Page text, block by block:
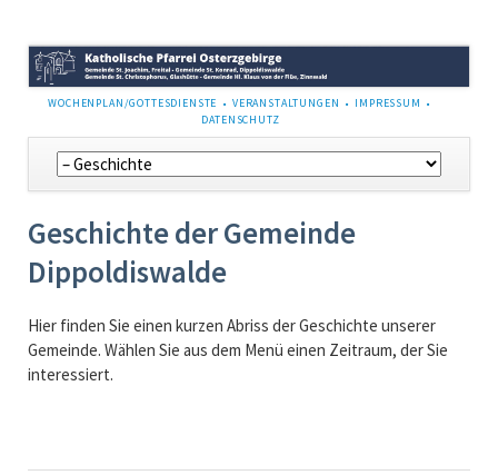
NAVIGATION
WOCHENPLAN/GOTTESDIENSTE VERANSTALTUNGEN
IMPRESSUM
DATENSCHUTZ
Navigation
überspringen
Geschichte der Gemeinde
Dippoldiswalde
Hier finden Sie einen kurzen Abriss der Geschichte unserer
Gemeinde. Wählen Sie aus dem Menü einen Zeitraum, der Sie
interessiert.